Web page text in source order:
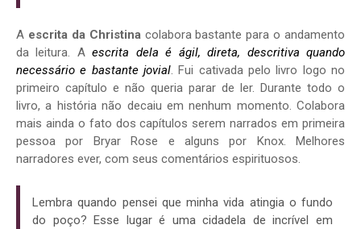
A escrita da Christinacolabora bastante para o andamento
da leitura. Aescrita dela é ágil, direta, descritiva quando
necessário e bastante jovial. Fui cativada pelo livro logo no
primeiro capítulo e não queria parar de ler. Durante todo o
livro, a história não decaiu em nenhum momento. Colabora
mais ainda o fato dos capítulos serem narrados em primeira
pessoa por Bryar Rose e alguns por Knox. Melhores
narradores ever, com seus comentários espirituosos.
Lembra quando pensei que minha vida atingia o fundo
do poço? Esse lugar é uma cidadela de incrível em